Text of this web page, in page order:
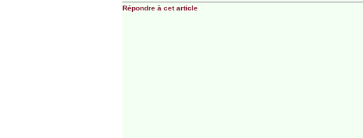
Répondre à cet article